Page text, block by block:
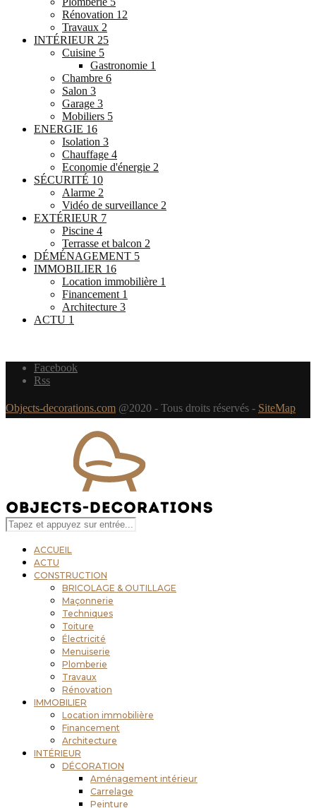
Rénovation 12
Travaux 2
INTÉRIEUR 25
Cuisine 5
Gastronomie 1
Chambre 6
Salon 3
Garage 3
Mobiliers 5
ENERGIE 16
Isolation 3
Chauffage 4
Economie d'énergie 2
SÉCURITÉ 10
Alarme 2
Vidéo de surveillance 2
EXTÉRIEUR 7
Piscine 4
Terrasse et balcon 2
DÉMÉNAGEMENT 5
IMMOBILIER 16
Location immobilière 1
Financement 1
Architecture 3
ACTU 1
Facebook
Rss
Objects-decorations.com @2020 - Tous droits réservés - SiteMap
ACCUEIL
ACTU
CONSTRUCTION
BRICOLAGE & OUTILLAGE
Maçonnerie
Techniques
Toiture
Électricité
Menuiserie
Plomberie
Travaux
Rénovation
IMMOBILIER
Location immobilière
Financement
Architecture
INTÉRIEUR
DÉCORATION
Aménagement intérieur
Carrelage
Peinture